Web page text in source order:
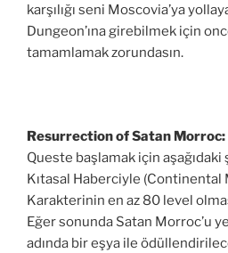
karşılığı seni Moscovia’ya
Dungeon’ına girebilmek için
tamamlamak zorundasın.
Resurrection of Satan Morroc:
Queste başlamak için
Kıtasal Haberciyle (Continental
Karakterinin en az 80 level
Eğer sonunda Satan Morroc’u
adında bir eşya ile